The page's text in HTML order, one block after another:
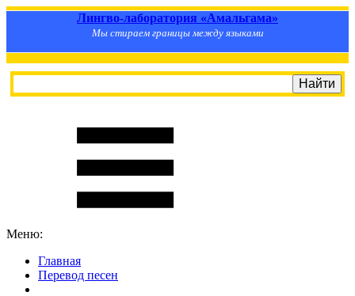
Лингво-лаборатория «Амальгама»
Мы стираем границы между языками
Меню:
Главная
Перевод песен